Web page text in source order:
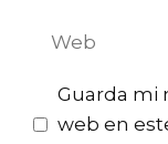
Guarda mi
web en